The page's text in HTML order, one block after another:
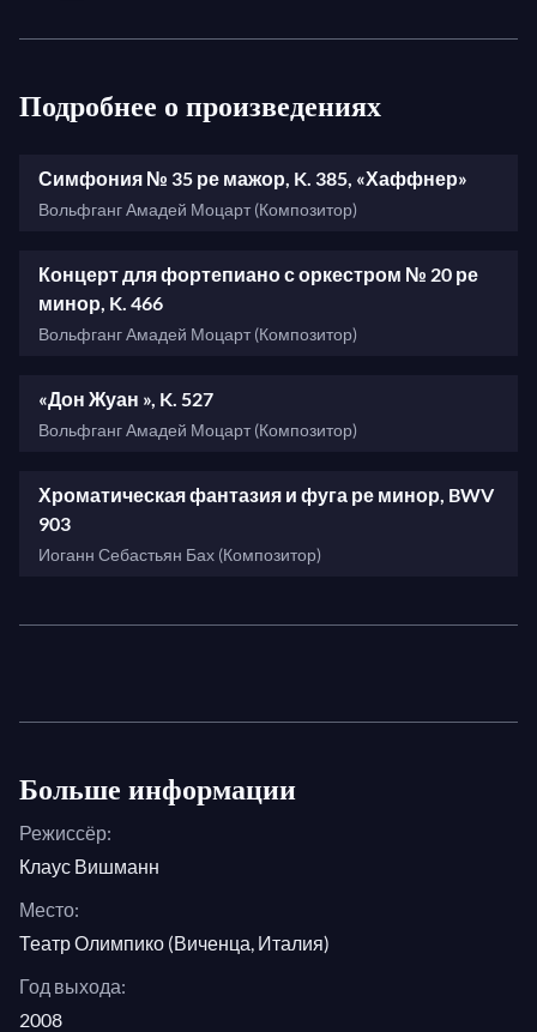
рояля, сКонцертом для фортепиано с
непосредственно за Увертюрой. Благодаря этой
соответствует обстановке, концерт доставляет
удовольствие как уху, так и глазу.
Подробнее о произведениях
Симфония № 35 ре мажор, K. 385, «Хаффнер»
Вольфганг Амадей Моцарт (Композитор)
Концерт для фортепиано с оркестром № 20 ре
минор, K. 466
Вольфганг Амадей Моцарт (Композитор)
«Дон Жуан », K. 527
Вольфганг Амадей Моцарт (Композитор)
Хроматическая фантазия и фуга ре минор, BWV
903
Иоганн Себастьян Бах (Композитор)
Больше информации
Режиссёр:
Клаус Вишманн
Место:
Театр Олимпико (Виченца, Италия)
Год выхода:
2008